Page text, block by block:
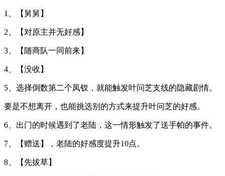
1、【舅舅】
2、【对原主并无好感】
3、【随商队一同前来】
4、【没收】
5、选择倒数第二个凤钗，就能触发叶问芝支线的隐藏剧情。
要是不想离开，也能挑选别的方式来提升叶问芝的好感。
6、出门的时候遇到了老陆，这一情形触发了送手帕的事件。
7、【赠送】，老陆的好感度提升10点。
8、【先拔草】